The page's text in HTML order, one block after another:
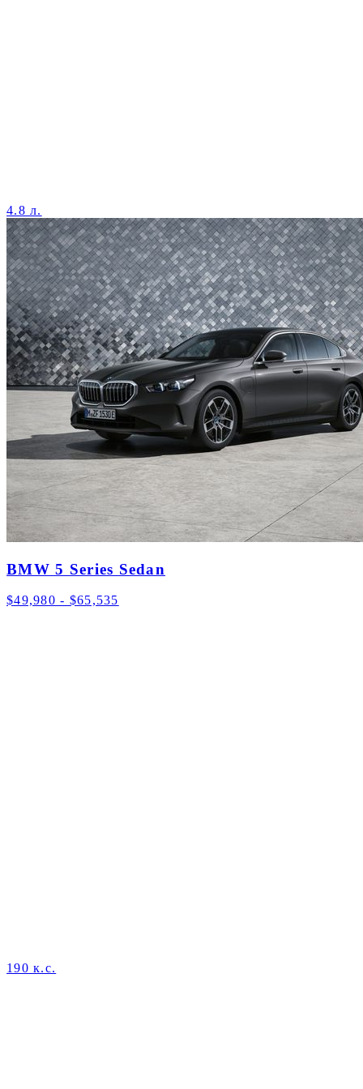
4.8 л.
BMW 5 Series Sedan
$49,980 - $65,535
190 к.с.